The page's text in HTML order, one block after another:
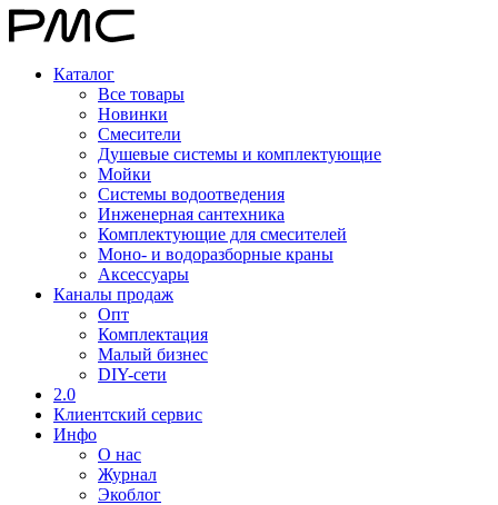
Каталог
Все товары
Новинки
Смесители
Душевые системы и комплектующие
Мойки
Системы водоотведения
Инженерная сантехника
Комплектующие для смесителей
Моно- и водоразборные краны
Аксессуары
Каналы продаж
Опт
Комплектация
Малый бизнес
DIY-сети
2.0
Клиентский сервис
Инфо
О нас
Журнал
Экоблог